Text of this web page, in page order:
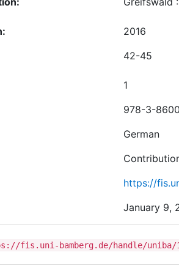
2016
42-45
1
978-3-
German
https://
January 9,
fis.uni-bamberg.de/handle/uniba/